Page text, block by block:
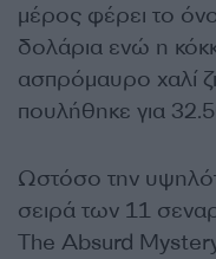
μέρος φέρει το
δολάρια ενώ η
ασπρόμαυρο χαλί
πουλήθηκε για
Ωστόσο την
σειρά των 11
The Absurd